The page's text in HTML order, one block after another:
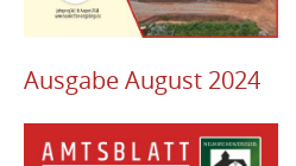
Ausgabe August 2024